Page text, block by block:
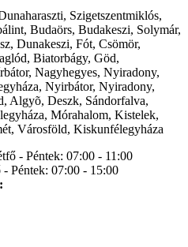
Szigetszentmiklós,
Budaörs, Budakeszi, Solymár,
Dunakeszi, Fót, Csömör,
Biatorbágy, Göd,
Nagyhegyes, Nyiradony,
Nyirbátor, Nyiradony,
Algyõ, Deszk, Sándorfalva,
Mórahalom, Kistelek,
Városföld, Kiskunfélegyháza
- Péntek: 07:00 - 11:00
- Péntek: 07:00 - 15:00